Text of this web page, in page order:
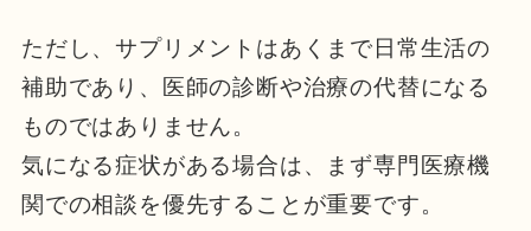
ただし、サプリメントはあくまで日常生活の
補助であり、医師の診断や治療の代替になる
ものではありません。
気になる症状がある場合は、まず専門医療機
関での相談を優先することが重要です。